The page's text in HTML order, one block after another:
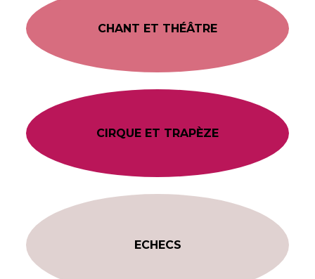
CHANT ET THÉÂTRE
CIRQUE ET TRAPÈZE
ECHECS